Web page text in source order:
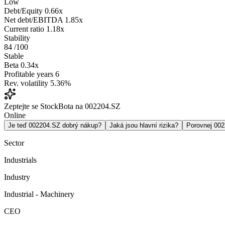
Low
Debt/Equity 0.66x
Net debt/EBITDA 1.85x
Current ratio 1.18x
Stability
84 /100
Stable
Beta 0.34x
Profitable years 6
Rev. volatility 5.36%
Zeptejte se StockBota na 002204.SZ
Online
Je teď 002204.SZ dobrý nákup? Jaká jsou hlavní rizika? Porovnej
Sector
Industrials
Industry
Industrial - Machinery
CEO